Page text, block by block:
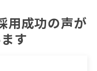
用成功の声が
す